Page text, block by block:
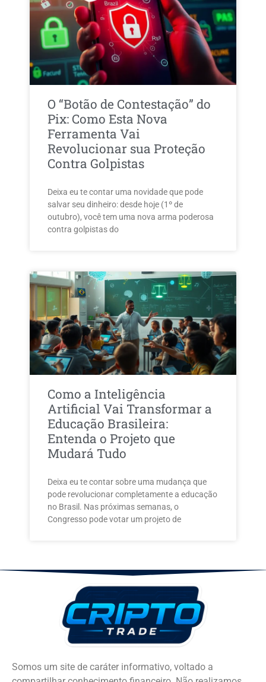
O “Botão de Contestação” do
Pix: Como Esta Nova
Ferramenta Vai
Revolucionar sua Proteção
Contra Golpistas
Deixa eu te contar uma novidade que pode
salvar seu dinheiro: desde hoje (1º de
outubro), você tem uma nova arma poderosa
contra golpistas do
Como a Inteligência
Artificial Vai Transformar a
Educação Brasileira:
Entenda o Projeto que
Mudará Tudo
Deixa eu te contar sobre uma mudança que
pode revolucionar completamente a educação
no Brasil. Nas próximas semanas, o
Congresso pode votar um projeto de
Somos um site de caráter informativo, voltado a